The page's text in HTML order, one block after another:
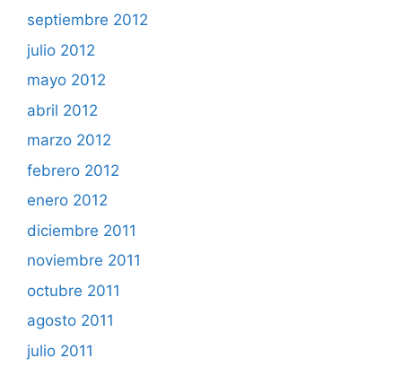
septiembre 2012
julio 2012
mayo 2012
abril 2012
marzo 2012
febrero 2012
enero 2012
diciembre 2011
noviembre 2011
octubre 2011
agosto 2011
julio 2011